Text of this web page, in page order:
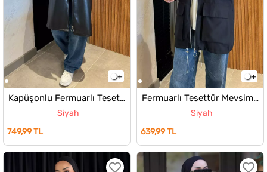
Kapüşonlu Fermuarlı Tesettür Suni Deri Mevsimlik Trençkot
Siyah
749,99 TL
Fermuarlı Tesettür Mevsimlik İnce Trençkot
Siyah
639,99 TL